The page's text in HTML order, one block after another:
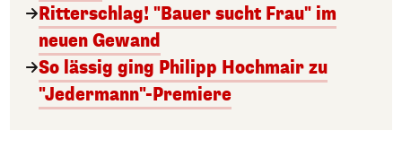
Ritterschlag! "Bauer sucht Frau" im
neuen Gewand
So lässig ging Philipp Hochmair zu
"Jedermann"-Premiere